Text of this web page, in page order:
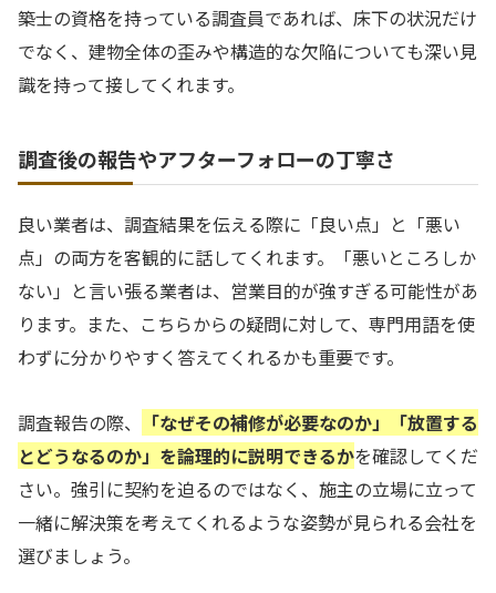
築士の資格を持っている調査員であれば、床下の状況だけ
でなく、建物全体の歪みや構造的な欠陥についても深い見
識を持って接してくれます。
調査後の報告やアフターフォローの丁寧さ
良い業者は、調査結果を伝える際に「良い点」と「悪い
点」の両方を客観的に話してくれます。「悪いところしか
ない」と言い張る業者は、営業目的が強すぎる可能性があ
ります。また、こちらからの疑問に対して、専門用語を使
わずに分かりやすく答えてくれるかも重要です。
調査報告の際、
「なぜその補修が必要なのか」「放置する
とどうなるのか」を論理的に説明できるかを確認してくだ
さい。強引に契約を迫るのではなく、施主の立場に立って
一緒に解決策を考えてくれるような姿勢が見られる会社を
選びましょう。